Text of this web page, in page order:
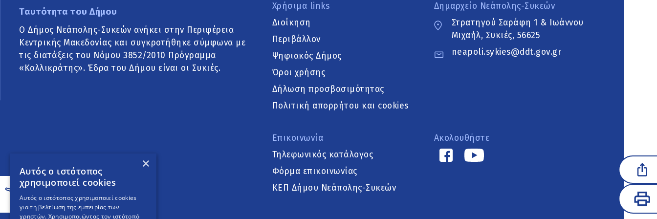
Ταυτότητα του Δήμου
Ο Δήμος Νεάπολης-Συκεών ανήκει στην Περιφέρεια
Κεντρικής Μακεδονίας και συγκροτήθηκε σύμφωνα με
τις διατάξεις του Νόμου 3852/2010 Πρόγραμμα
«Καλλικράτης». Έδρα του Δήμου είναι οι Συκιές.
Χρήσιμα links
Διοίκηση
Περιβάλλον
Ψηφιακός Δήμος
Όροι χρήσης
Δήλωση προσβασιμότητας
Πολιτική απορρήτου και cookies
Επικοινωνία
Τηλεφωνικός κατάλογος
Φόρμα επικοινωνίας
ΚΕΠ Δήμου Νεάπολης-Συκεών
Δημαρχείο Νεάπολης-Συκεών
Στρατηγού Σαράφη 1 & Ιωάννου
Μιχαήλ, Συκιές, 56625
neapoli.sykies@ddt.gov.gr
Ακολουθήστε
×
Αυτός ο ιστότοπος
χρησιμοποιεί cookies
Αυτός ο ιστότοπος χρησιμοποιεί cookies
για τη βελτίωση της εμπειρίας των
χρηστών. Χρησιμοποιώντας τον ιστότοπό